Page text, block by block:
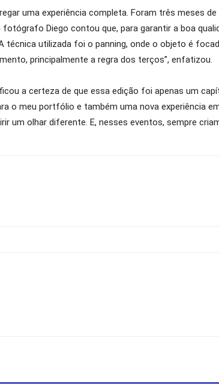
uma experiência completa. Foram três meses
Diego contou que, para garantir a boa
técnica utilizada foi o panning, onde o objeto é
principalmente a regra dos terços”, enfatizou.
a certeza de que essa edição foi apenas um
o meu portfólio e também uma nova experiência
um olhar diferente. E, nesses eventos, sempre